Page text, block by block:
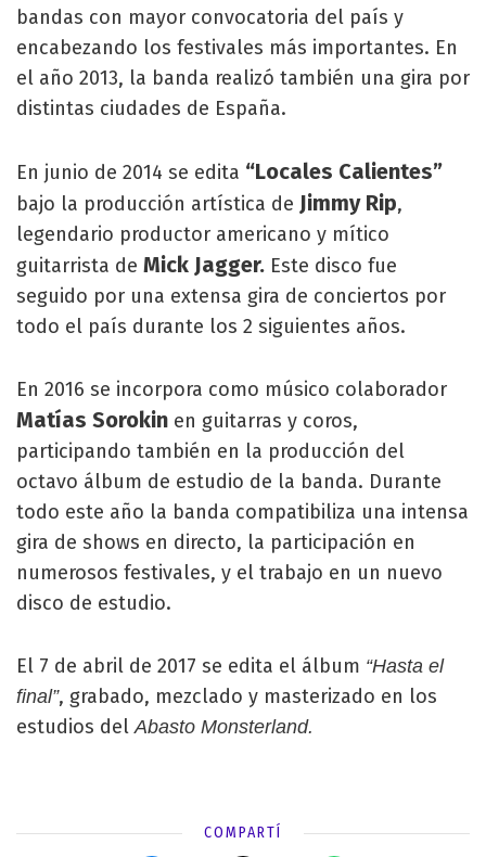
bandas con mayor convocatoria del país y
encabezando los festivales más importantes. En
el año 2013, la banda realizó también una gira por
distintas ciudades de España.
En junio de 2014 se edita “Locales Calientes”
bajo la producción artística de Jimmy Rip,
legendario productor americano y mítico
guitarrista de Mick Jagger. Este disco fue
seguido por una extensa gira de conciertos por
todo el país durante los 2 siguientes años.
En 2016 se incorpora como músico colaborador
Matías Sorokin en guitarras y coros,
participando también en la producción del
octavo álbum de estudio de la banda. Durante
todo este año la banda compatibiliza una intensa
gira de shows en directo, la participación en
numerosos festivales, y el trabajo en un nuevo
disco de estudio.
El 7 de abril de 2017 se edita el álbum “Hasta el
final”, grabado, mezclado y masterizado en los
estudios delAbasto Monsterland.
COMPARTÍ